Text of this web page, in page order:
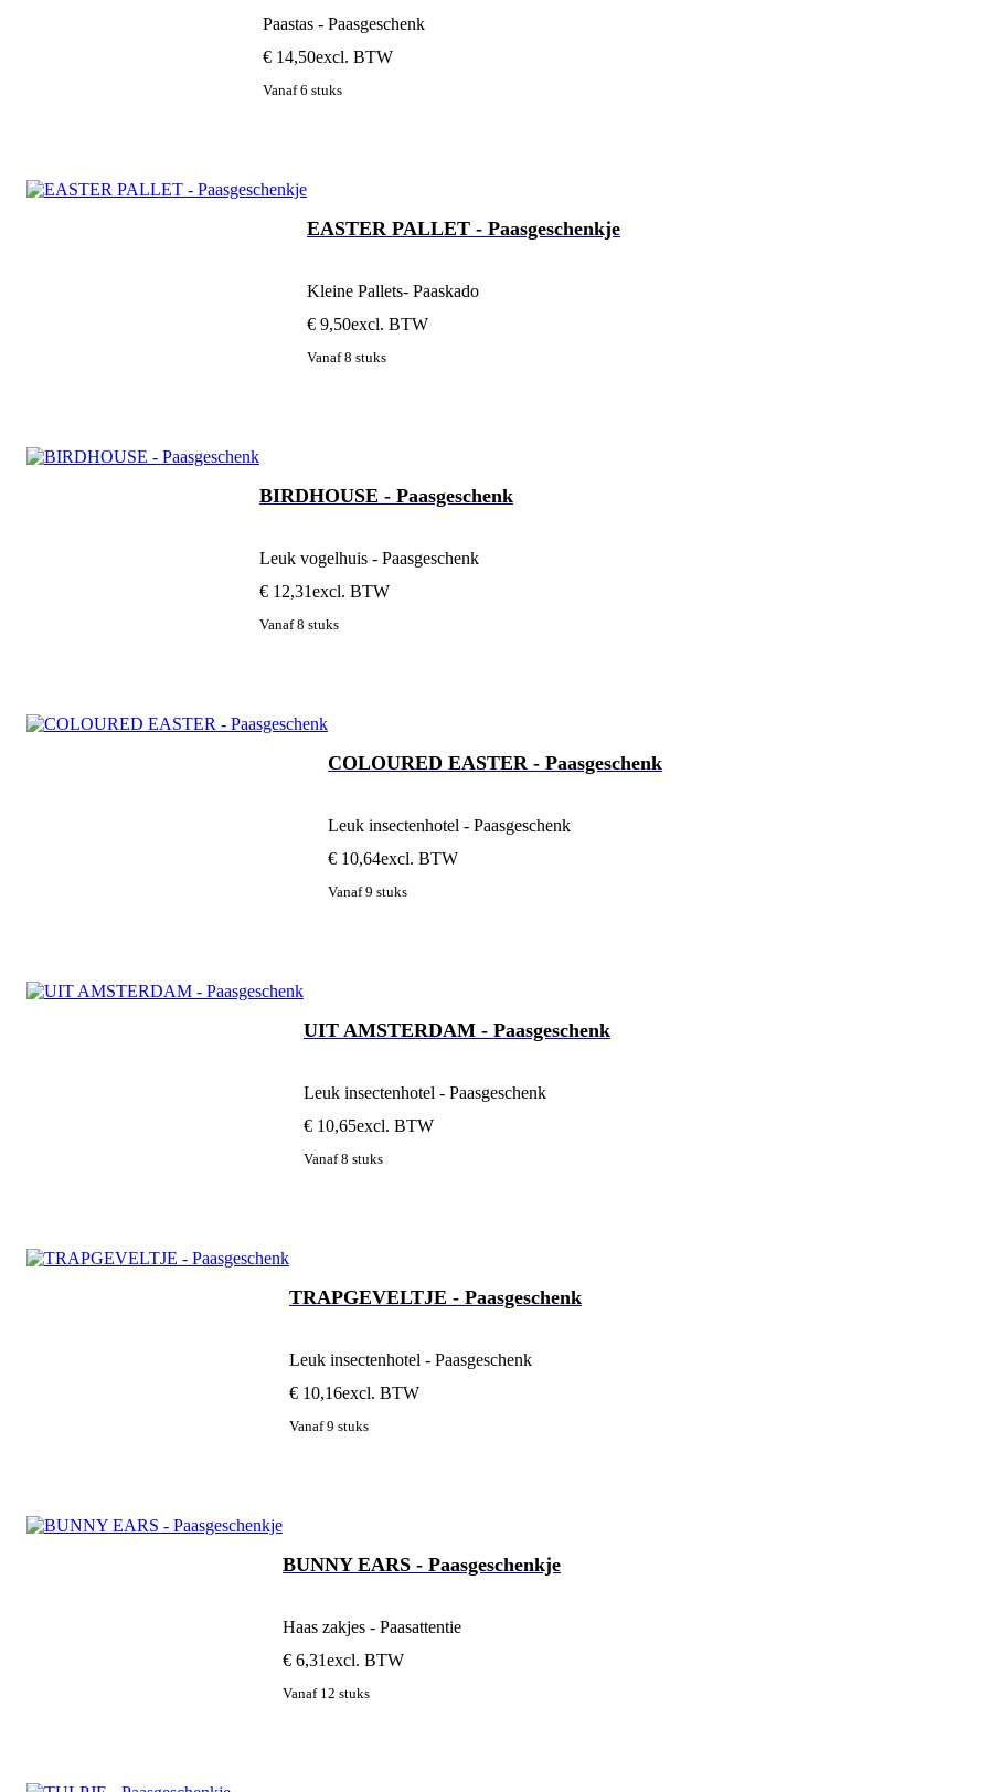
Paastas - Paasgeschenk
€ 14,50excl. BTW
Vanaf 6 stuks
EASTER PALLET - Paasgeschenkje
Kleine Pallets- Paaskado
€ 9,50excl. BTW
Vanaf 8 stuks
BIRDHOUSE - Paasgeschenk
Leuk vogelhuis - Paasgeschenk
€ 12,31excl. BTW
Vanaf 8 stuks
COLOURED EASTER - Paasgeschenk
Leuk insectenhotel - Paasgeschenk
€ 10,64excl. BTW
Vanaf 9 stuks
UIT AMSTERDAM - Paasgeschenk
Leuk insectenhotel - Paasgeschenk
€ 10,65excl. BTW
Vanaf 8 stuks
TRAPGEVELTJE - Paasgeschenk
Leuk insectenhotel - Paasgeschenk
€ 10,16excl. BTW
Vanaf 9 stuks
BUNNY EARS - Paasgeschenkje
Haas zakjes - Paasattentie
€ 6,31excl. BTW
Vanaf 12 stuks